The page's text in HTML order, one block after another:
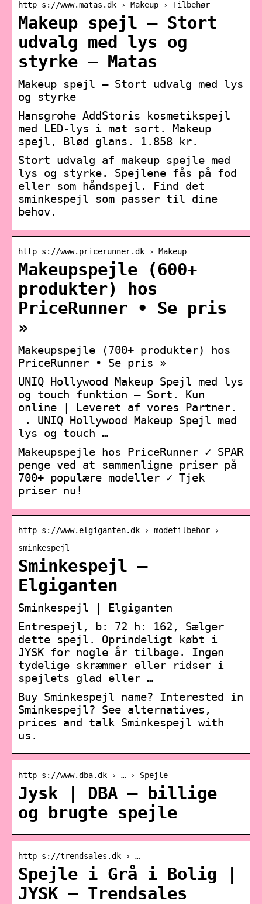
http s://www.matas.dk › Makeup › Tilbehør
Makeup spejl – Stort
udvalg med lys og
styrke – Matas
Makeup spejl – Stort udvalg med lys
og styrke
Hansgrohe AddStoris kosmetikspejl
med LED-lys i mat sort. Makeup
spejl, Blød glans. 1.858 kr.
Stort udvalg af makeup spejle med
lys og styrke. Spejlene fås på fod
eller som håndspejl. Find det
sminkespejl som passer til dine
behov.
http s://www.pricerunner.dk › Makeup
Makeupspejle (600+
produkter) hos
PriceRunner • Se pris
»
Makeupspejle (700+ produkter) hos
PriceRunner • Se pris »
UNIQ Hollywood Makeup Spejl med lys
og touch funktion – Sort. Kun
online | Leveret af vores Partner.
. UNIQ Hollywood Makeup Spejl med
lys og touch …
Makeupspejle hos PriceRunner ✓ SPAR
penge ved at sammenligne priser på
700+ populære modeller ✓ Tjek
priser nu!
http s://www.elgiganten.dk › modetilbehor ›
sminkespejl
Sminkespejl –
Elgiganten
Sminkespejl | Elgiganten
Entrespejl, b: 72 h: 162, Sælger
dette spejl. Oprindeligt købt i
JYSK for nogle år tilbage. Ingen
tydelige skræmmer eller ridser i
spejlets glad eller …
Buy Sminkespejl name? Interested in
Sminkespejl? See alternatives,
prices and talk Sminkespejl with
us.
http s://www.dba.dk › … › Spejle
Jysk | DBA – billige
og brugte spejle
http s://trendsales.dk › …
Spejle i Grå i Bolig |
JYSK – Trendsales